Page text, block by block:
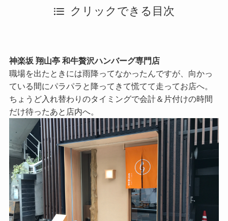
クリックできる目次
神楽坂 翔山亭 和牛贅沢ハンバーグ専門店
職場を出たときには雨降ってなかったんですが、向かっ
ている間にパラパラと降ってきて慌てて走ってお店へ。
ちょうど入れ替わりのタイミングで会計＆片付けの時間
だけ待ったあと店内へ。